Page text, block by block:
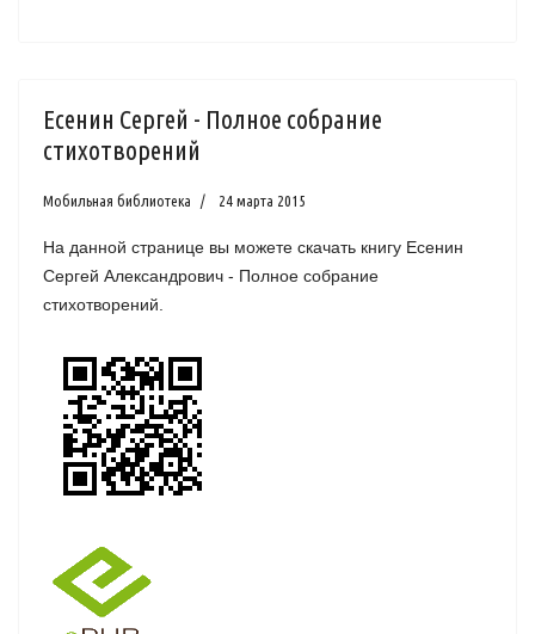
Есенин Сергей - Полное собрание
стихотворений
Мобильная библиотека 24 марта 2015
На данной странице вы можете скачать книгу Есенин
Сергей Александрович - Полное собрание
стихотворений.